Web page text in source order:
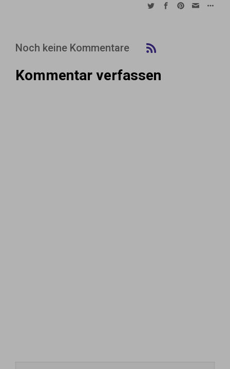
Noch keine Kommentare
Kommentar verfassen